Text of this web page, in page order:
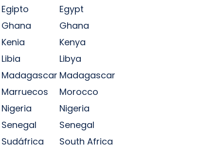
Egipto
Egypt
Ghana
Ghana
Kenia
Kenya
Libia
Libya
Madagascar Madagascar
Marruecos
Morocco
Nigeria
Nigeria
Senegal
Senegal
Sudáfrica
South Africa